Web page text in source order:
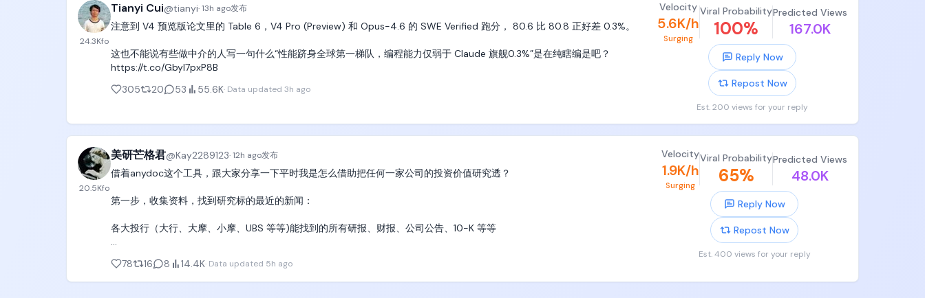
24.3Kfo
Tianyi Cui@tianyi·13h ago发布
注意到 V4 预览版论文里的 Table 6，V4 Pro (Preview) 和 Opus-4.6 的 SWE Verified 跑分， 80.6 比 80.8 正好差 0.3%。
这也不能说有些做中介的人写一句什么“性能跻身全球第一梯队，编程能力仅弱于 Claude 旗舰0.3%”是在纯瞎编是吧？
https://t.co/Gbyl7pxP8B
305
20 53 55.6K· Data updated 3h ago
Velocity
5.6K/h
Surging
Viral Probability
100%
Predicted Views
167.0K
Reply Now
Repost Now
Est. 200 views for your reply
20.5Kfo
美研芒格君@Kay2289123·12h ago发布
借着anydoc这个工具，跟大家分享一下平时我是怎么借助把任何一家公司的投资价值研究透？
第一步，收集资料，找到研究标的最近的新闻：
各大投行（大行、大摩、小摩、UBS 等等)能找到的所有研报、财报、公司公告、10-K 等等
我的 Agent 会化身成各个投行的分析师，分别持有一方观点。我仿照华尔街投行搭建了一套自己的 Agent Team：
78 16 8 14.4K· Data updated 5h ago
Velocity
1.9K/h
Surging
Viral Probability
65%
Predicted Views
48.0K
Reply Now
Repost Now
Est. 400 views for your reply